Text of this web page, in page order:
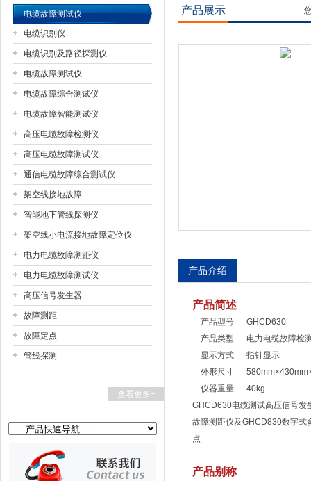
扬州国浩电气有限公司
电缆故障测试仪
电缆识别仪
电缆识别及路径探测仪
电缆故障测试仪
电缆故障综合测试仪
电缆故障智能测试仪
高压电缆故障检测仪
高压电缆故障测试仪
通信电缆故障综合测试仪
架空线接地故障
智能地下管线探测仪
架空线小电流接地故障定位仪
电力电缆故障测距仪
电力电缆故障测试仪
高压信号发生器
故障测距
故障定点
管线探测
查看更多+
产品展示
产品介绍
产品简述
产品型号 GHCD630
产品类型 电力电缆故障检
显示方式 指针显示
外形尺寸
仪器重量 40kg
GHCD630电缆测试高压信号发
故障测距仪及GHCD830数字式
点
产品别称